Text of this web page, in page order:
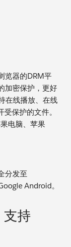
览器的DRM平
加密保护，更好
在线播放、在线
保护的文件。
电脑、苹果
分发至
Android。
持